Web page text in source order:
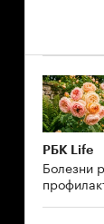
РБК Life
Болезни